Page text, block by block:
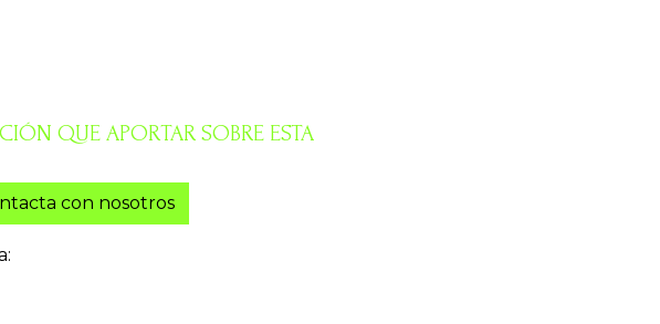
QUE APORTAR SOBRE ESTA
con nosotros